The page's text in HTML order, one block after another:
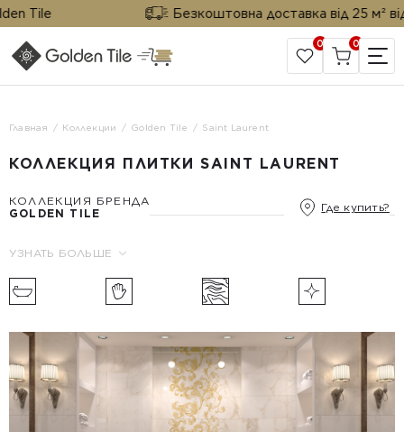
Tile Безкоштовна доставка від 25 м² від
САЙТ КОМПАНИИ
0 0
Главная Коллекции Golden Tile Saint Laurent
КОЛЛЕКЦИЯ ПЛИТКИ SAINT LAURENT
КОЛЛЕКЦИЯ БРЕНДА
GOLDEN TILE
Где купить?
УЗНАТЬ БОЛЬШЕ